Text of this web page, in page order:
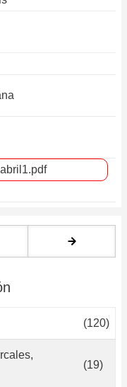
(120)
(19)